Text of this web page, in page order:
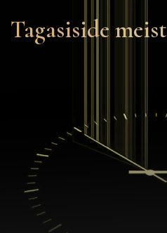
Tagasiside meist